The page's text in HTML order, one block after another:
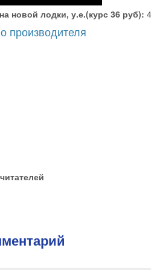
новой лодки, у.е.(курс 36 руб):
производителя